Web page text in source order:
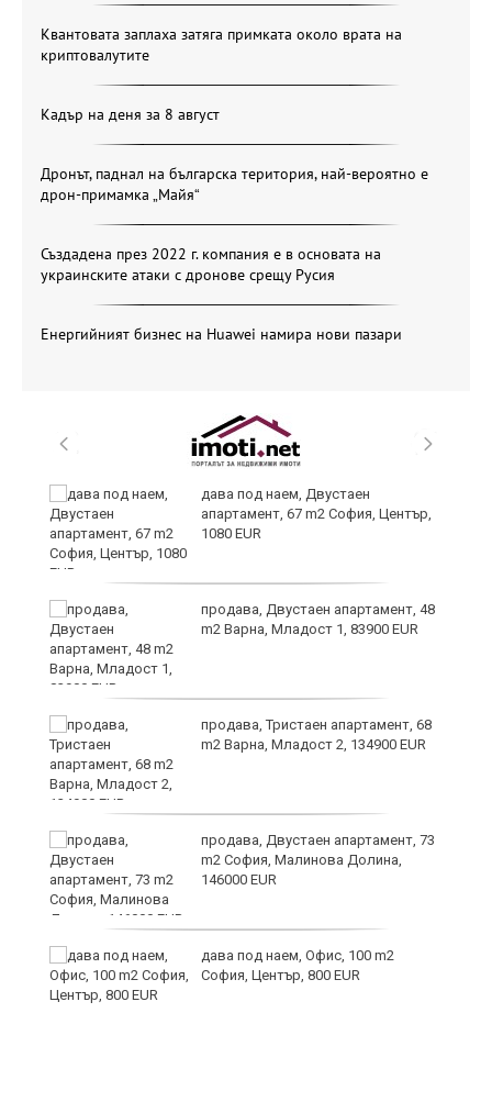
Квантовата заплаха затяга примката около врата на
криптовалутите
Кадър на деня за 8 август
Дронът, паднал на българска територия, най-вероятно е
дрон-примамка „Майя“
Създадена през 2022 г. компания е в основата на
украинските атаки с дронове срещу Русия
Енергийният бизнес на Huawei намира нови пазари
дава под наем, Двустаен
апартамент, 67 m2 София, Център,
1080 EUR
продава, Двустаен апартамент, 48
m2 Варна, Младост 1, 83900 EUR
продава, Тристаен апартамент, 68
m2 Варна, Младост 2, 134900 EUR
продава, Двустаен апартамент, 73
m2 София, Малинова Долина,
146000 EUR
дава под наем, Офис, 100 m2
София, Център, 800 EUR